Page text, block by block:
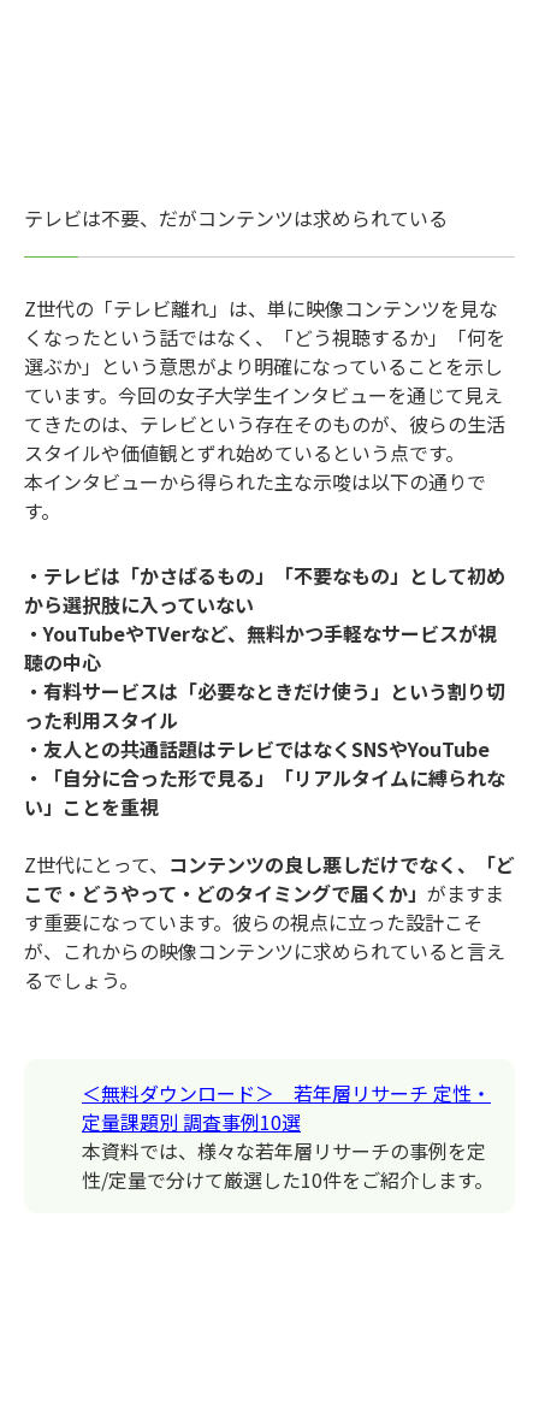
テレビは不要、だがコンテンツは求められている
Z世代の「テレビ離れ」は、単に映像コンテンツを見な
くなったという話ではなく、「どう視聴するか」「何を
選ぶか」という意思がより明確になっていることを示し
ています。今回の女子大学生インタビューを通じて見え
てきたのは、テレビという存在そのものが、彼らの生活
スタイルや価値観とずれ始めているという点です。
本インタビューから得られた主な示唆は以下の通りで
す。
・テレビは「かさばるもの」「不要なもの」として初め
から選択肢に入っていない
・YouTubeやTVerなど、無料かつ手軽なサービスが視
聴の中心
・有料サービスは「必要なときだけ使う」という割り切
った利用スタイル
・友人との共通話題はテレビではなくSNSやYouTube
・「自分に合った形で見る」「リアルタイムに縛られな
い」ことを重視
Z世代にとって、 コンテンツの良し悪しだけでなく、「ど
こで・どうやって・どのタイミングで届くか」 がますま
す重要になっています。彼らの視点に立った設計こそ
が、これからの映像コンテンツに求められていると言え
るでしょう。
＜無料ダウンロード＞ 若年層リサーチ 定性・
定量課題別 調査事例10選
本資料では、様々な若年層リサーチの事例を定
性/定量で分けて厳選した10件をご紹介します。